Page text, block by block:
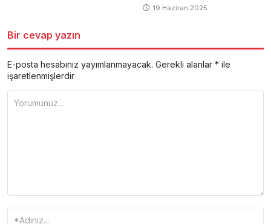
19 Haziran 2025
Bir cevap yazın
E-posta hesabınız yayımlanmayacak. Gerekli alanlar * ile
işaretlenmişlerdir